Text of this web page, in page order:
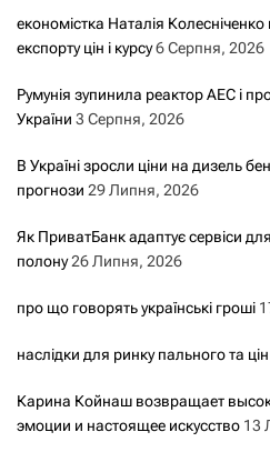
економістка Наталія
експорту цін і курсу6 Серпня, 2026
Румунія зупинила реактор АЕС і
України 3 Серпня, 2026
В Україні зросли ціни на дизель
прогнози 29 Липня, 2026
Як ПриватБанк адаптує сервіси
полону26 Липня, 2026
про що говорять українські гроші
наслідки для ринку пального та цін
Карина Койнаш возвращает
эмоции и настоящее искусство 13